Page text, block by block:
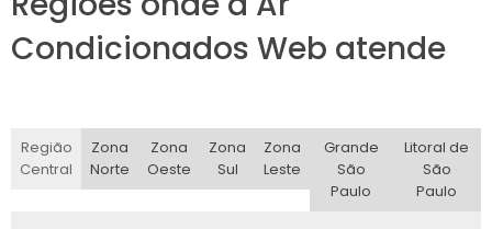
que geram poeira.
2. Aumento da Produtividade:Ambientes
trabalhadores. Estudos mostram que a
melhoria nas condições ambientais pode
resultar em um aumento significativo da
Condicionados Web atende
Região
Central
Zona
Norte
Zona
Oeste
Zona
Sul
Zona
Leste
Grande
São
Paulo
Litoral de
São
Paulo